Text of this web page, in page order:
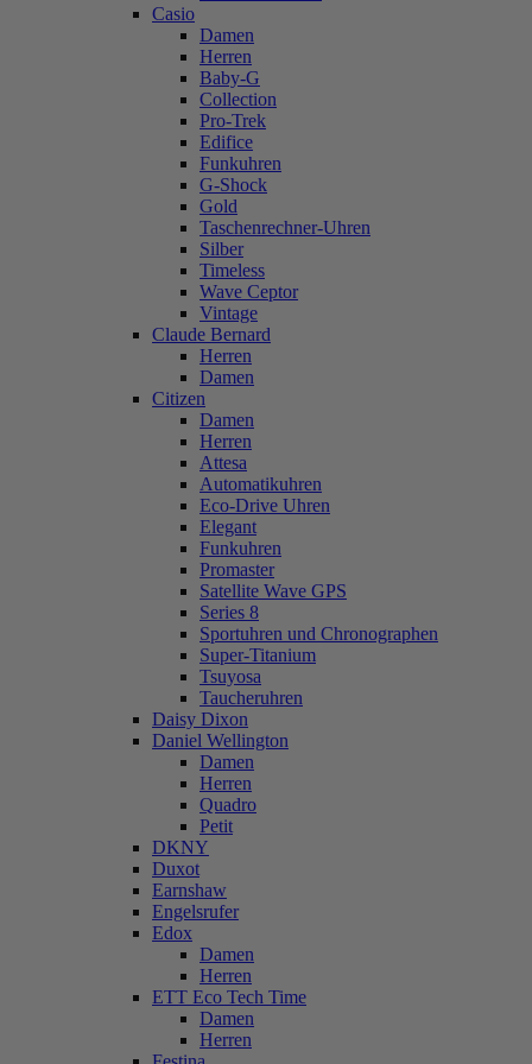
Casio
Damen
Herren
Baby-G
Collection
Pro-Trek
Edifice
Funkuhren
G-Shock
Gold
Taschenrechner-Uhren
Silber
Timeless
Wave Ceptor
Vintage
Claude Bernard
Herren
Damen
Citizen
Damen
Herren
Attesa
Automatikuhren
Eco-Drive Uhren
Elegant
Funkuhren
Promaster
Satellite Wave GPS
Series 8
Sportuhren und Chronographen
Super-Titanium
Tsuyosa
Taucheruhren
Daisy Dixon
Daniel Wellington
Damen
Herren
Quadro
Petit
DKNY
Duxot
Earnshaw
Engelsrufer
Edox
Damen
Herren
ETT Eco Tech Time
Damen
Herren